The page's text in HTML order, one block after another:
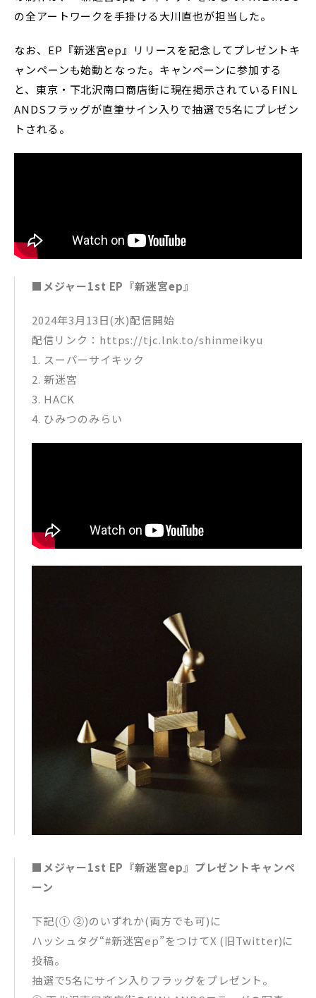
の全アートワークを手掛ける大川直也が担当した。
なお、EP『新迷宮ep』リリースを記念してプレゼントキ
ャンペーンも始動となった。キャンペーンに参加する
と、東京・下北沢南口商店街に現在掲示されているFINL
ANDSフラッグが直筆サイン入りで抽選で5名にプレゼン
トされる。
■メジャー1st EP『新迷宮ep』
2024年3月13日(水)配信開始
配信リンク：https://tjc.lnk.to/shinmeikyu
1. スーパーサイキック
2. 新迷宮
3. HACK
4. ひみつのみらい
■メジャー1st EP『新迷宮ep』プレゼントキャンペ
ーン
下記(① ②)のいずれか(両方でも可)に
ハッシュタグ“#新迷宮ep”をつけてX (旧Twitter)に
投稿。
抽選で5名にサイン入りフラッグをプレゼント。